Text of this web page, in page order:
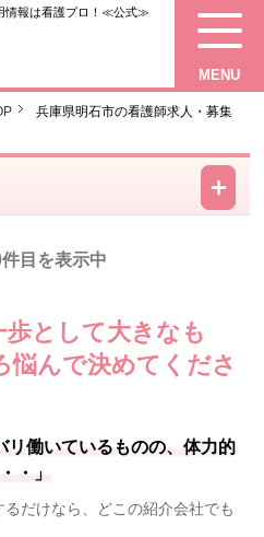
情報は看護プロ！≪公式≫
MENU
兵庫県明石市の看護師求人・募集
－
＋
目を表示中
歩として大きなも
悩んで決めてくださ
リ働いているものの、体力的
・」
だけなら、どこの紹介会社でも